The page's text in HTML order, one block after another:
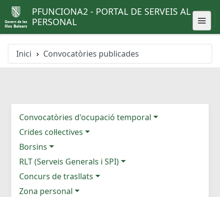
PFUNCIONA2 - PORTAL DE SERVEIS AL
PERSONAL
Inici Convocatòries publicades
Convocatòries d'ocupació temporal
Crides col·lectives
Borsins
RLT (Serveis Generals i SPI)
Concurs de trasllats
Zona personal